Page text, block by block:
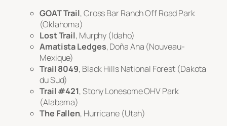
GOAT Trail, Cross Bar Ranch Off Road Park
(Oklahoma)
Lost Trail, Murphy (Idaho)
Amatista Ledges, Doña Ana (Nouveau-
Mexique)
Trail 8049, Black Hills National Forest (Dakota
du Sud)
Trail #421, Stony Lonesome OHV Park
(Alabama)
The Fallen, Hurricane (Utah)